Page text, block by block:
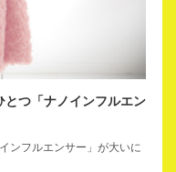
つ「ナノインフルエン
ンフルエンサー」が大いに